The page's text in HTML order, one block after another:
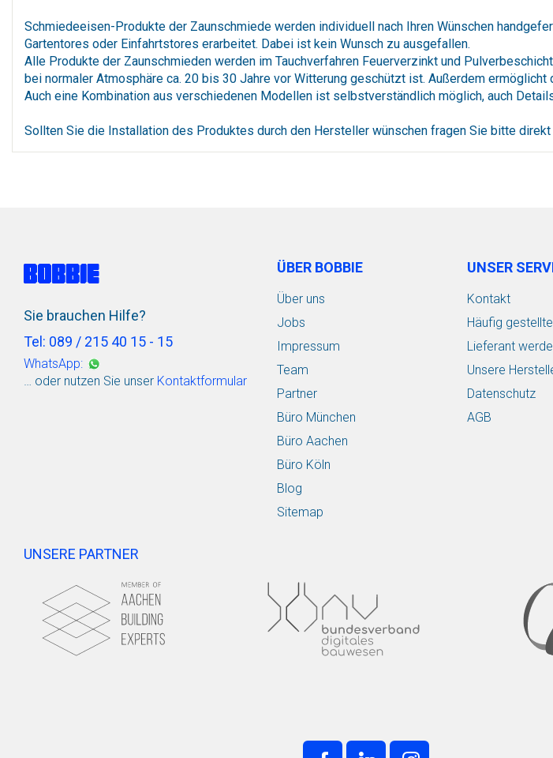
Schmiedeeisen-Produkte der Zaunschmiede werden individuell nach Ihren Wünschen
Gartentores oder Einfahrtstores erarbeitet. Dabei ist kein Wunsch zu ausgefallen.
Alle Produkte der Zaunschmieden werden im Tauchverfahren Feuerverzinkt und
bei normaler Atmosphäre ca. 20 bis 30 Jahre vor Witterung geschützt ist. Außerdem
Auch eine Kombination aus verschiedenen Modellen ist selbstverständlich möglich, auch
Sollten Sie die Installation des Produktes durch den Hersteller wünschen fragen Sie bitte
Sie brauchen Hilfe?
Tel: 089 / 215 40 15 - 15
WhatsApp:
… oder nutzen Sie unser Kontaktformular
ÜBER BOBBIE
Über uns
Jobs
Impressum
Team
Partner
Büro München
Büro Aachen
Büro Köln
Blog
Sitemap
UNSER
Kontakt
Häufig
Lieferant
Unsere
Datenschutz
AGB
UNSERE PARTNER